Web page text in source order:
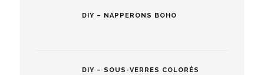
DIY – NAPPERONS BOHO
DIY – SOUS-VERRES COLORÉS